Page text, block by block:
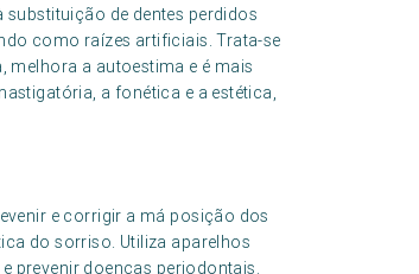
de dentes perdidos
como raízes artificiais. Trata-se
melhora a autoestima e é mais
a fonética e a estética,
e corrigir a má posição dos
do sorriso. Utiliza aparelhos
prevenir doenças periodontais.